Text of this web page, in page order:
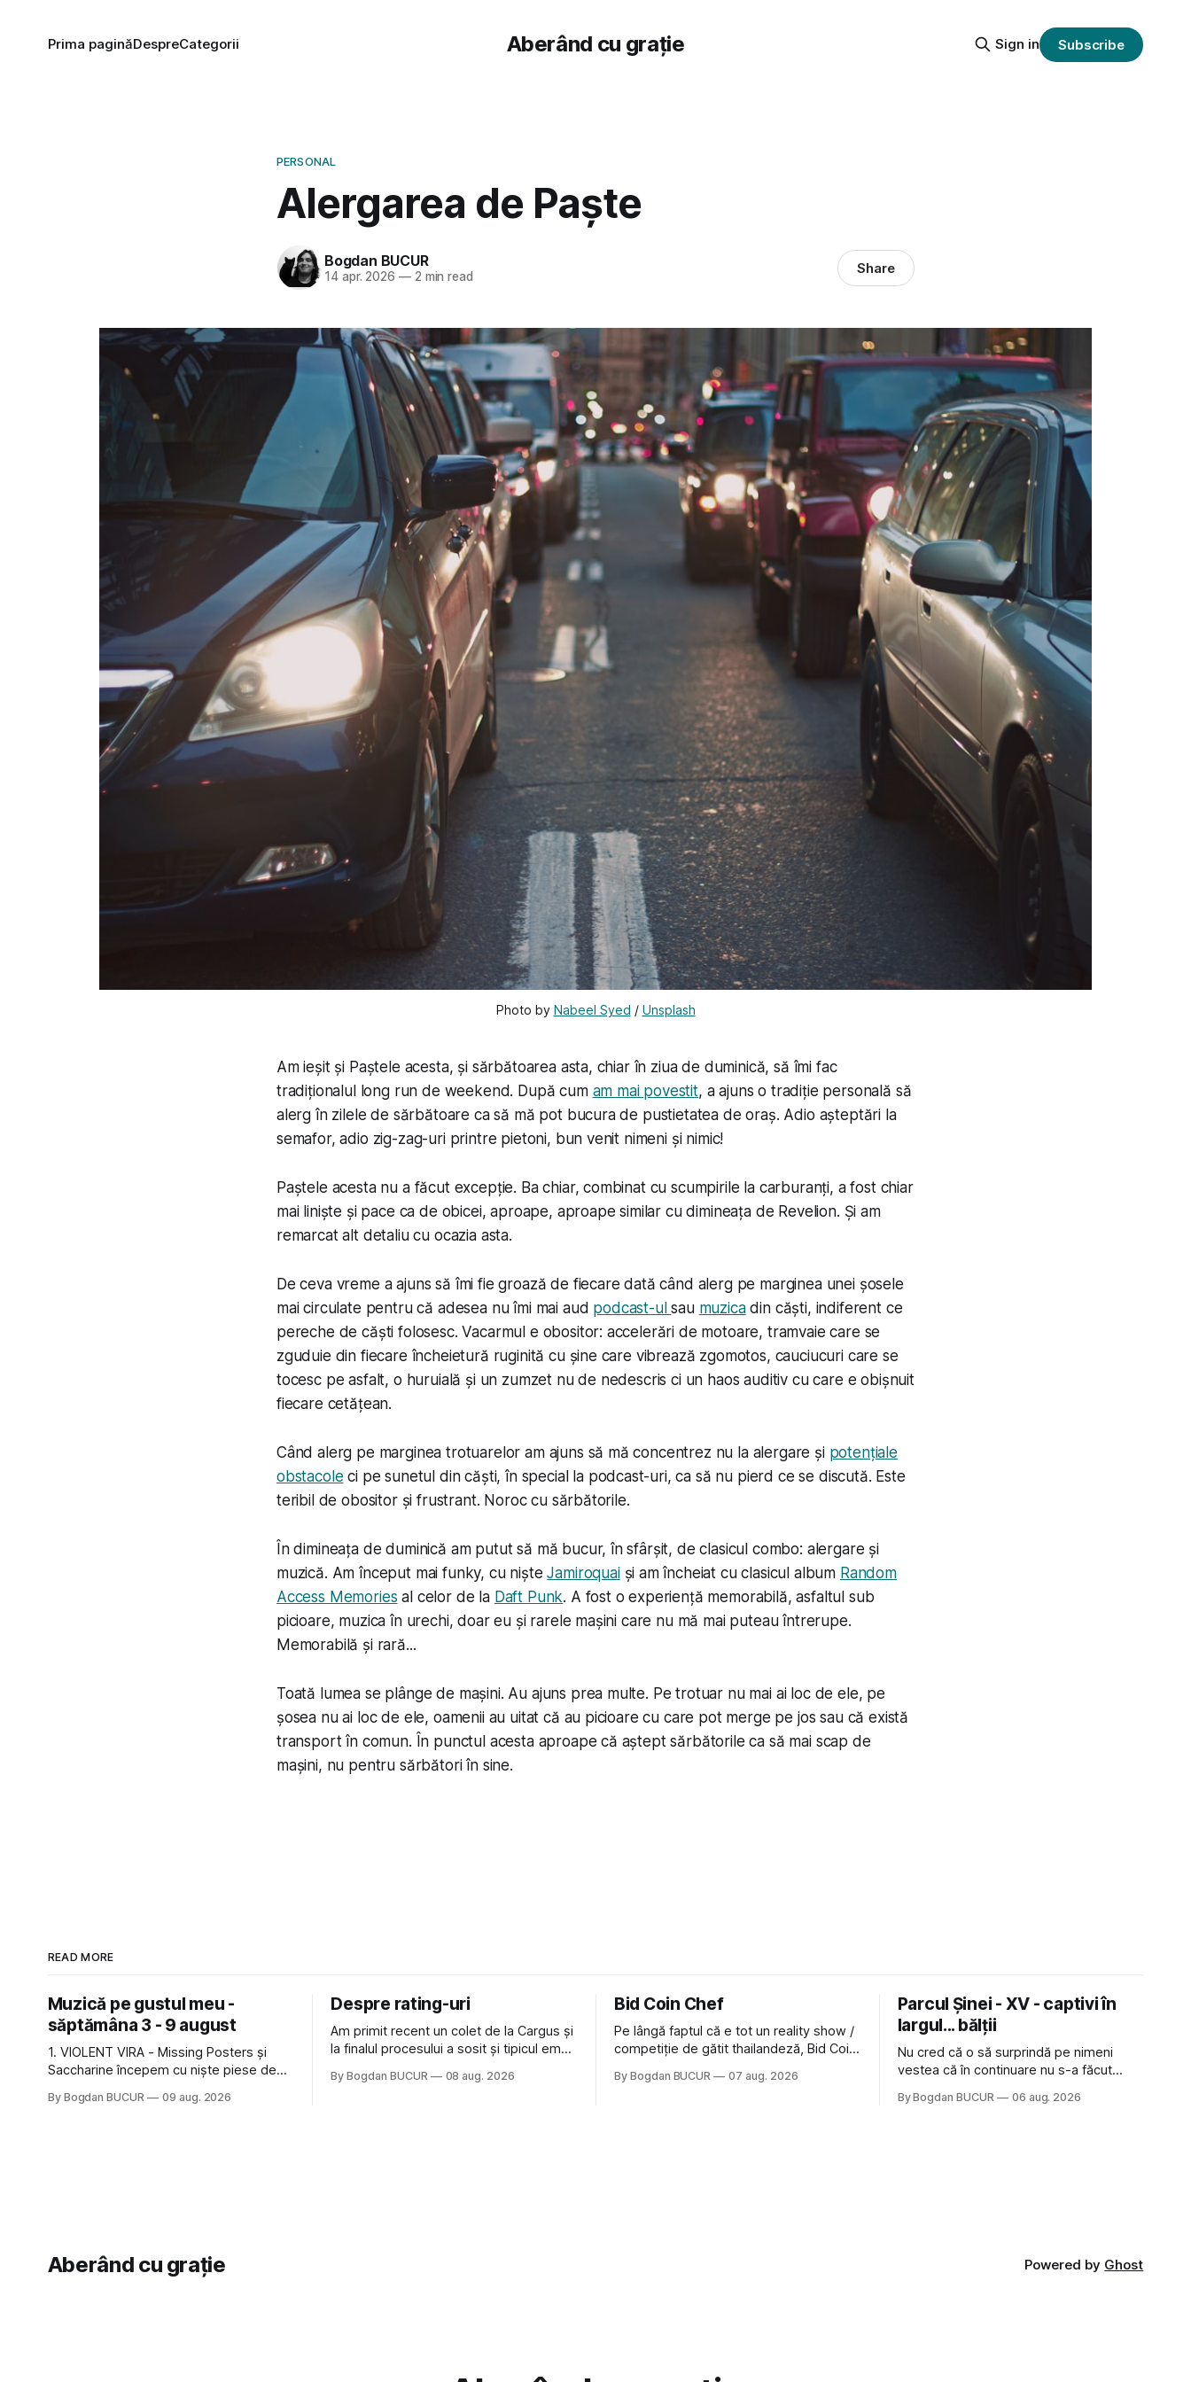
Aberând cu grație
Prima paginăDespreCategorii Sign in Subscribe
PERSONAL
Alergarea de Paște
Bogdan BUCUR
14 apr. 2026 —2 min read Share
Photo by Nabeel Syed / Unsplash
Am ieșit și Paștele acesta, și sărbătoarea asta, chiar în ziua de duminică, să îmi fac
tradiționalul long run de weekend. După cum am mai povestit, a ajuns o tradiție personală să
alerg în zilele de sărbătoare ca să mă pot bucura de pustietatea de oraș. Adio așteptări la
semafor, adio zig-zag-uri printre pietoni, bun venit nimeni și nimic!
Paștele acesta nu a făcut excepție. Ba chiar, combinat cu scumpirile la carburanți, a fost chiar
mai liniște și pace ca de obicei, aproape, aproape similar cu dimineața de Revelion. Și am
remarcat alt detaliu cu ocazia asta.
De ceva vreme a ajuns să îmi fie groază de fiecare dată când alerg pe marginea unei șosele
mai circulate pentru că adesea nu îmi mai aud podcast-ulsau muzicadin căști, indiferent ce
pereche de căști folosesc. Vacarmul e obositor: accelerări de motoare, tramvaie care se
zguduie din fiecare încheietură ruginită cu șine care vibrează zgomotos, cauciucuri care se
tocesc pe asfalt, o huruială și un zumzet nu de nedescris ci un haos auditiv cu care e obișnuit
fiecare cetățean.
Când alerg pe marginea trotuarelor am ajuns să mă concentrez nu la alergare și potențiale
obstacole ci pe sunetul din căști, în special la podcast-uri, ca să nu pierd ce se discută. Este
teribil de obositor și frustrant. Noroc cu sărbătorile.
În dimineața de duminică am putut să mă bucur, în sfârșit, de clasicul combo: alergare și
muzică. Am început mai funky, cu nișteJamiroquaiși am încheiat cu clasicul album Random
Access Memories al celor de la Daft Punk. A fost o experiență memorabilă, asfaltul sub
picioare, muzica în urechi, doar eu și rarele mașini care nu mă mai puteau întrerupe.
Memorabilă și rară...
Toată lumea se plânge de mașini. Au ajuns prea multe. Pe trotuar nu mai ai loc de ele, pe
șosea nu ai loc de ele, oamenii au uitat că au picioare cu care pot merge pe jos sau că există
transport în comun. În punctul acesta aproape că aștept sărbătorile ca să mai scap de
mașini, nu pentru sărbători în sine.
READ MORE
Muzică pe gustul meu -
săptămâna 3 - 9 august
1. VIOLENT VIRA - Missing Posters și
Saccharine începem cu niște piese de
americancă de origine mexicană cu o
By Bogdan BUCUR 09 aug. 2026
Despre rating-uri
Am primit recent un colet de la Cargus și
la finalul procesului a sosit și tipicul email
de a lăsa o recenzie. Cum sunt adeptul
By Bogdan BUCUR 08 aug. 2026
Bid Coin Chef
Pe lângă faptul că e tot un reality show /
competiție de gătit thailandeză, Bid Coin
Restaurant War Street King Thailand: și
By Bogdan BUCUR 07 aug. 2026
Parcul Șinei - XV - captivi în
largul... bălții
Nu cred că o să surprindă pe nimeni
vestea că în continuare nu s-a făcut
afară de faptul că potăile apărute acolo
By Bogdan BUCUR 06 aug. 2026
Aberând cu grație Powered by Ghost